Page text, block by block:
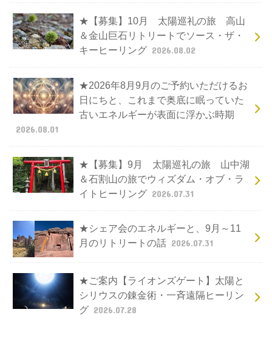
★【募集】10月 太陽巡礼の旅 高山
＆金山巨石リトリートでソース・ザ・
キーヒーリング 2026.08.02
★2026年8月9月のご予約いただけるお
日にちと、これまで奥底に眠っていた
古いエネルギーが表面に浮かぶ時期
2026.08.01
★【募集】9月 太陽巡礼の旅 山中湖
＆石割山の旅でウィズダム・オブ・ラ
イトヒーリング 2026.07.31
★シェア会のエネルギーと、9月～11
月のリトリートの話 2026.07.31
★ご案内【ライオンズゲート】太陽と
シリウスの錬金術・一斉遠隔ヒーリン
グ 2026.07.28